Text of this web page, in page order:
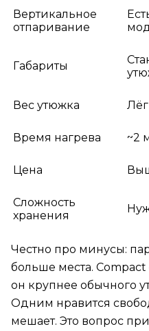
Вертикальное
отпаривание
Габариты
Вес утюжка
Время нагрева ~2
Цена
Сложность
хранения
Честно про минусы:
больше места.
он крупнее обычного
Одним нравится
мешает. Это вопрос